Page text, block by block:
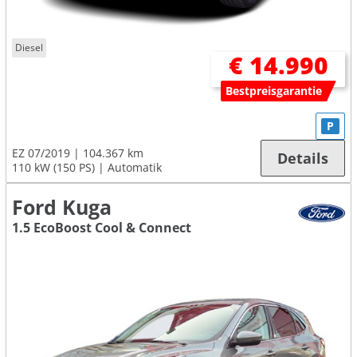
Diesel
€ 14.990
Bestpreisgarantie
EZ 07/2019
104.367 km
110 kW (150 PS)
Automatik
P
Details
Ford Kuga
1.5 EcoBoost Cool & Connect